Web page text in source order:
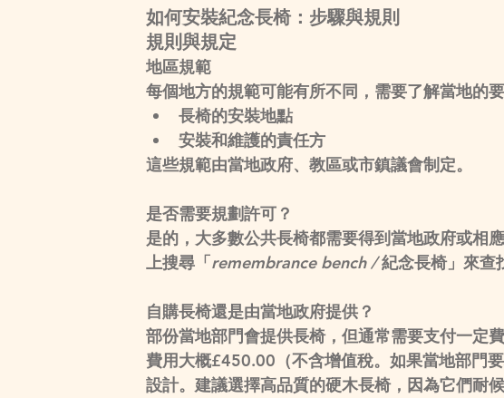
如何安裝紀念長椅：步驟與規則
規則與規定
地區規範
每個地方的規範可能有所不同，需要了解當地的
長椅的安裝地點
安裝和維護的責任方
這些規範由當地政府、教區或市鎮議會制定。
是否需要規劃許可？
是的，大多數公共長椅都需要得到當地政府或相
上搜尋「remembrance bench / 紀念長椅」來查
自購長椅還是由當地政府提供？
部份當地部門會提供長椅，但通常需要支付一定
費用大概£450.00（不含增值稅。如果當地部門
設計。建議選擇高品質的硬木長椅，因為它們耐候